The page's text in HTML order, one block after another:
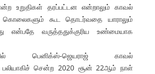
உறுதிகள் தரப்பட்டன என்றாலும் காவல்
கூட தொடர்வதை யாராலும்
என்பதே வருத்ததுக்குரிய உண்மையாக
பெனிக்ஸ்-ஜெயராஜ் காவல்
பலியாகிச் சென்ற 2020 சூன் 22ஆம் நாள்